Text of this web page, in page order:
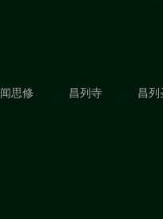
闻思修 昌列寺 昌列